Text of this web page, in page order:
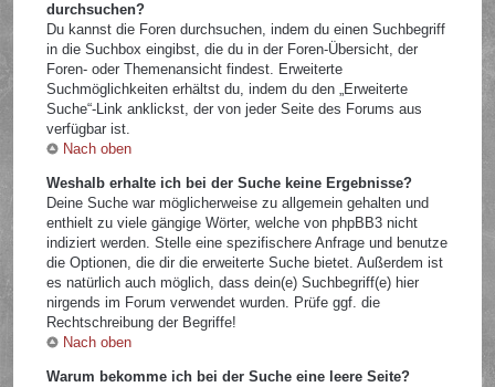
durchsuchen?
Du kannst die Foren durchsuchen, indem du einen Suchbegriff
in die Suchbox eingibst, die du in der Foren-Übersicht, der
Foren- oder Themenansicht findest. Erweiterte
Suchmöglichkeiten erhältst du, indem du den „Erweiterte
Suche“-Link anklickst, der von jeder Seite des Forums aus
verfügbar ist.
Nach oben
Weshalb erhalte ich bei der Suche keine Ergebnisse?
Deine Suche war möglicherweise zu allgemein gehalten und
enthielt zu viele gängige Wörter, welche von phpBB3 nicht
indiziert werden. Stelle eine spezifischere Anfrage und benutze
die Optionen, die dir die erweiterte Suche bietet. Außerdem ist
es natürlich auch möglich, dass dein(e) Suchbegriff(e) hier
nirgends im Forum verwendet wurden. Prüfe ggf. die
Rechtschreibung der Begriffe!
Nach oben
Warum bekomme ich bei der Suche eine leere Seite?